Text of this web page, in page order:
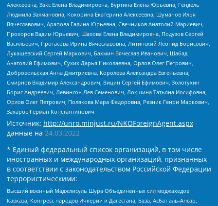
Алексеевна, Закс Елена Владимировна, Буртина Елена Юрьевна, Гендель
Людмила Залмановна, Кокорина Екатерина Алексеевна, Шуманов Илья
Вячеславович, Арапова Галина Юрьевна, Свечников Анатолий Мариевич,
Прохоров Вадим Юрьевич, Шахова Елена Владимировна, Подузов Сергей
Васильевич, Протасова Ирина Вячеславовна, Литинский Леонид Борисович,
Лукашевский Сергей Маркович, Бахмин Вячеслав Иванович, Шабад
Анатолий Ефимович, Сухих Дарья Николаевна, Орлов Олег Петрович,
Добровольская Анна Дмитриевна, Королева Александра Евгеньевна,
Смирнов Владимир Александрович, Вицин Сергей Ефимович, Золотухин
Борис Андреевич, Левинсон Лев Семенович, Локшина Татьяна Иосифовна,
Орлов Олег Петрович, Полякова Мара Федоровна, Резник Генри Маркович,
Захаров Герман Константинович
Источник: http://unro.minjust.ru/NKOForeignAgent.aspx
данные на 24.03.2022
* Единый федеральный список организаций, в том числе
иностранных и международных организаций, признанных
в соответствии с законодательством Российской Федерации
террористическими:
Высший военный Маджлисуль Шура Объединенных сил моджахедов
Кавказа, Конгресс народов Ичкерии и Дагестана, База, Асбат аль-Ансар,